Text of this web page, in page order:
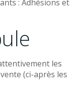
: Adhésions et
les
(ci-après les